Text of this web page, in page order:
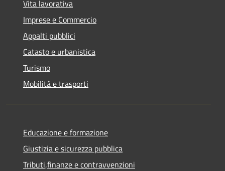
Vita lavorativa
Imprese e Commercio
Appalti pubblici
Catasto e urbanistica
Turismo
Mobilità e trasporti
Educazione e formazione
Giustizia e sicurezza pubblica
Tributi,finanze e contravvenzioni